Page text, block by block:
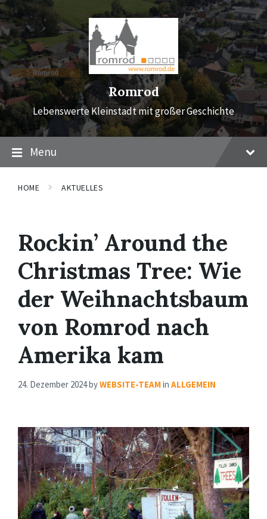
Skip
to
content
Skip
to
main
navigation
Skip
to
footer
Romrod
Lebenswerte Kleinstadt mit großer Geschichte
Menu
HOME AKTUELLES
Rockin’ Around the
Christmas Tree: Wie
der Weihnachtsbaum
von Romrod nach
Amerika kam
24. Dezember 2024byWEBSITE-TEAMin ALLGEMEIN